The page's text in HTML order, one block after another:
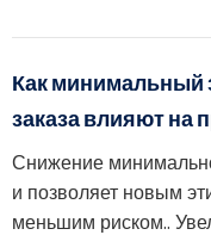
Как минимальный
заказа влияют на
Снижение
и позволяет новым
меньшим риском..